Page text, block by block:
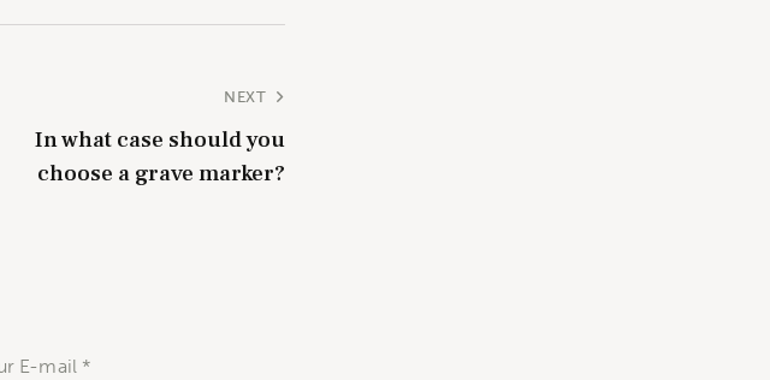
NEXT
In what case should you
choose a grave marker?